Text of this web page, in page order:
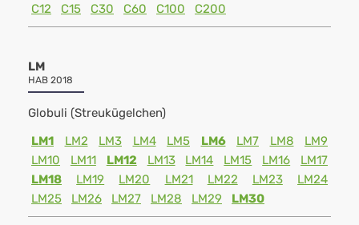
C12
C15 C30 C60 C100 C200
LM
HAB 2018
Globuli (Streukügelchen)
LM1
LM2 LM3 LM4 LM5 LM6 LM7 LM8
LM9
LM10
LM11 LM12 LM13 LM14 LM15 LM16
LM17
LM18
LM19 LM20 LM21 LM22 LM23
LM24
LM25
LM26 LM27 LM28 LM29 LM30